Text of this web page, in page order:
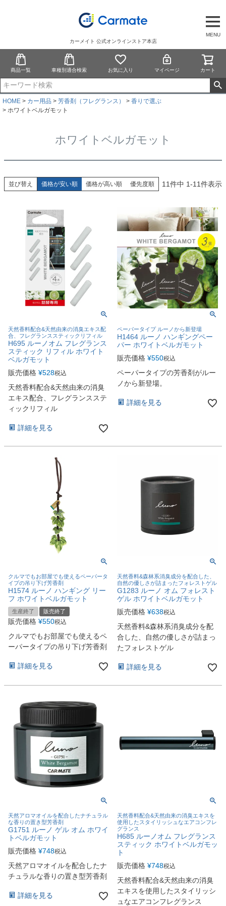
MENU
カーメイト 公式オンラインストア本店
商品一覧 車種別適合検索 お気に入り マイページ カート
HOME カー用品 芳香剤（フレグランス）
香りで選ぶ
ホワイトベルガモット
ホワイトベルガモット
並び替え 価格が安い順 価格が高い順 優先度順 11件中 1-11件表示
天然香料配合&天然由来の消臭エキス配
合、フレグランススティックリフィル
H695 ルーノオム フレグランス
スティック リフィル ホワイト
ベルガモット
販売価格 ¥528税込
天然香料配合&天然由来の消臭
エキス配合、フレグランスステ
ィックリフィル
詳細を見る
ペーパータイプ ルーノから新登場
H1464 ルーノ ハンギングペー
パー ホワイトベルガモット
販売価格 ¥550税込
ペーパータイプの芳香剤がルー
ノから新登場。
詳細を見る
クルマでもお部屋でも使えるペーパータ
イプの吊り下げ芳香剤
H1574 ルーノ ハンギング リー
フ ホワイトベルガモット
生産終了 販売終了
販売価格 ¥550税込
クルマでもお部屋でも使えるペ
ーパータイプの吊り下げ芳香剤
詳細を見る
天然香料&森林系消臭成分を配合した、
自然の優しさが詰まったフォレストゲル
G1283 ルーノ オム フォレスト
ゲル ホワイトベルガモット
販売価格 ¥638税込
天然香料&森林系消臭成分を配
合した、自然の優しさが詰まっ
たフォレストゲル
詳細を見る
天然アロマオイルを配合したナチュラル
な香りの置き型芳香剤
G1751 ルーノ ゲル オム ホワイ
トベルガモット
販売価格 ¥748税込
天然アロマオイルを配合したナ
チュラルな香りの置き型芳香剤
詳細を見る
天然香料配合&天然由来の消臭エキスを
使用したスタイリッシュなエアコンフレ
グランス
H685 ルーノオム フレグランス
スティック ホワイトベルガモッ
ト
販売価格 ¥748税込
天然香料配合&天然由来の消臭
エキスを使用したスタイリッシ
ュなエアコンフレグランス